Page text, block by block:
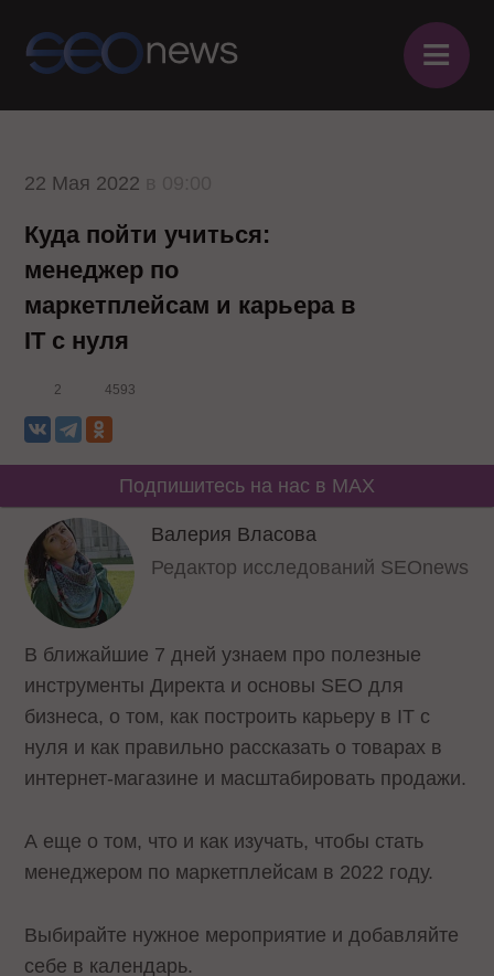
≡
22 Мая 2022
Куда пойти учиться:
менеджер по
маркетплейсам и карьера в
IT с нуля
2 4593
Подпишитесь на нас в MAX
Валерия Власова
Редактор исследований SEOnews
В ближайшие 7 дней узнаем про полезные
инструменты Директа и основы SEO для
бизнеса, о том, как построить карьеру в IT с
нуля и как правильно рассказать о товарах в
интернет-магазине и масштабировать продажи.
А еще о том, что и как изучать, чтобы стать
менеджером по маркетплейсам в 2022 году.
Выбирайте нужное мероприятие и добавляйте
себе в календарь.